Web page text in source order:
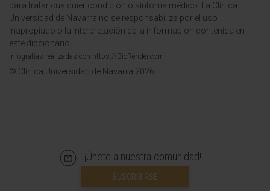
para tratar cualquier condición o síntoma médico. La Clínica
Universidad de Navarra no se responsabiliza por el uso
inapropiado o la interpretación de la información contenida en
este diccionario.
Infografías realizadas con https://BioRender.com
© Clínica Universidad de Navarra 2026
¡Únete a nuestra comunidad!
SUSCRIBIRSE